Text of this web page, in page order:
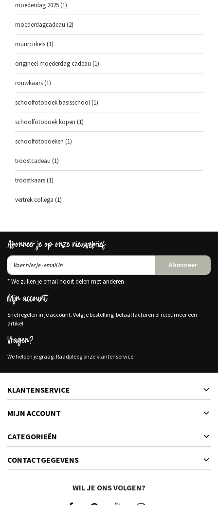
moederdag 2025(1)
moederdagcadeau (2)
muurcirkels(1)
origineel moederdag cadeau (1)
rouwkaars(1)
schoolfotoboek basisschool(1)
schoolfotoboek kopen (1)
schoolfotoboeken (1)
troostcadeau (1)
troostkaars(1)
vertrek collega (1)
Abonneer je op onze nieuwsbrief
Abonneer
* We zullen je email nooit delen met anderen
Mijn account
Snel regelen in je account. Volg je bestelling, betaal facturen of retourneer een
artikel.
Vragen?
We helpen je graag. Raadpleeg onze klantenservice
KLANTENSERVICE
MIJN ACCOUNT
CATEGORIEËN
CONTACTGEGEVENS
WIL JE ONS VOLGEN?